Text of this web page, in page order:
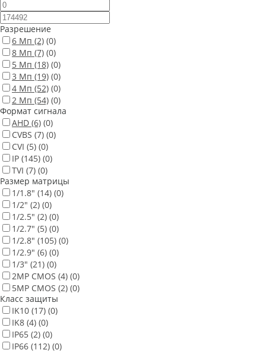
Разрешение
6 Мп (2) (0)
8 Мп (7) (0)
5 Мп (18) (0)
3 Мп (19) (0)
4 Мп (52) (0)
2 Мп (54) (0)
Формат сигнала
AHD (6) (0)
CVBS (7) (0)
CVI (5) (0)
IP (145) (0)
TVI (7) (0)
Размер матрицы
1/1.8" (14) (0)
1/2" (2) (0)
1/2.5" (2) (0)
1/2.7" (5) (0)
1/2.8" (105) (0)
1/2.9" (6) (0)
1/3" (21) (0)
2MP CMOS (4) (0)
5MP CMOS (2) (0)
Класс защиты
IK10 (17) (0)
IK8 (4) (0)
IP65 (2) (0)
IP66 (112) (0)